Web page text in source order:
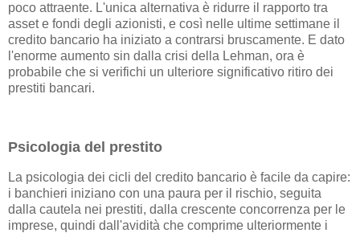
poco attraente. L'unica alternativa è ridurre il rapporto tra
asset e fondi degli azionisti, e così nelle ultime settimane il
credito bancario ha iniziato a contrarsi bruscamente. E dato
l'enorme aumento sin dalla crisi della Lehman, ora è
probabile che si verifichi un ulteriore significativo ritiro dei
prestiti bancari.
Psicologia del prestito
La psicologia dei cicli del credito bancario è facile da capire:
i banchieri iniziano con una paura per il rischio, seguita
dalla cautela nei prestiti, dalla crescente concorrenza per le
imprese, quindi dall'avidità che comprime ulteriormente i